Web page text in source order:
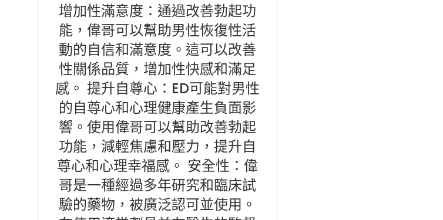
增加性滿意度：通過改善勃起功
能，偉哥可以幫助男性恢復性活
動的自信和滿意度。這可以改善
性關係品質，增加性快感和滿足
感。 提升自尊心：ED可能對男性
的自尊心和心理健康產生負面影
響。使用偉哥可以幫助改善勃起
功能，減輕焦慮和壓力，提升自
尊心和心理幸福感。 安全性：偉
哥是一種經過多年研究和臨床試
驗的藥物，被廣泛認可並使用。